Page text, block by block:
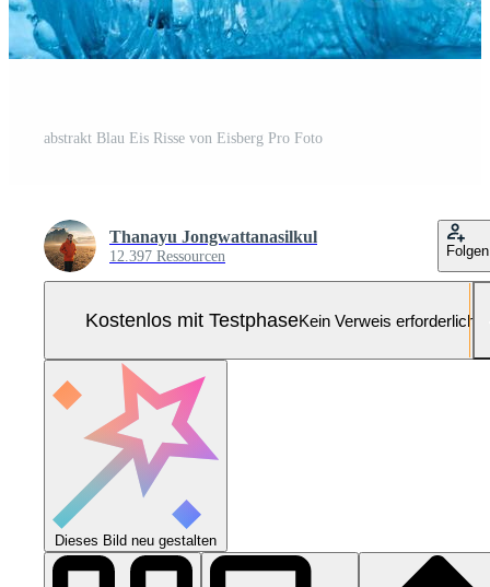
abstrakt Blau Eis Risse von Eisberg Pro Foto
Thanayu Jongwattanasilkul
12.397 Ressourcen Folgen
Kostenlos mit TestphaseKein Verweis erforderlich
Dieses Bild neu gestalten